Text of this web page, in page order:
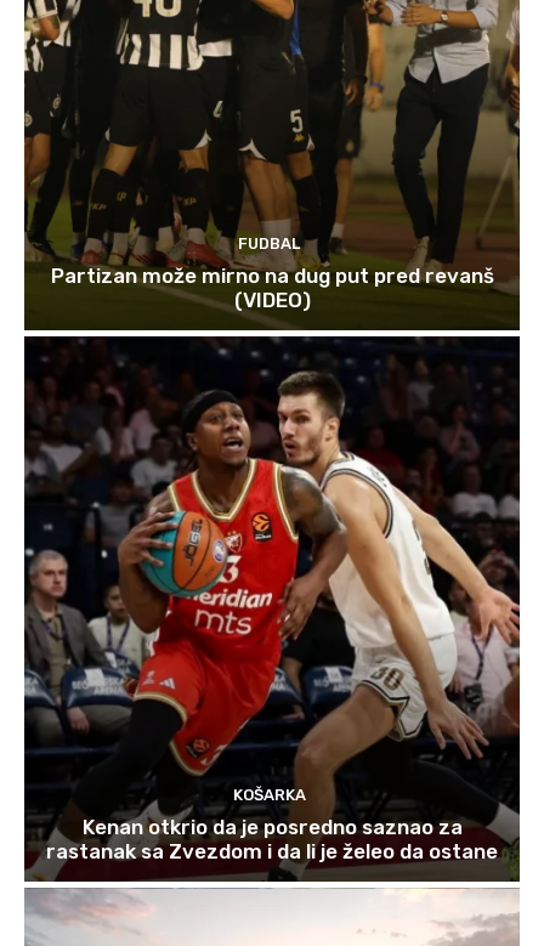
FUDBAL
Partizan može mirno na dug put pred revanš
(VIDEO)
KOŠARKA
Kenan otkrio da je posredno saznao za
rastanak sa Zvezdom i da li je želeo da ostane